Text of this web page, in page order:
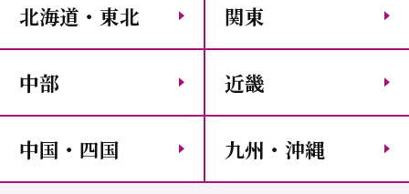
北海道・東北 関東
中部 近畿
中国・四国 九州・沖縄